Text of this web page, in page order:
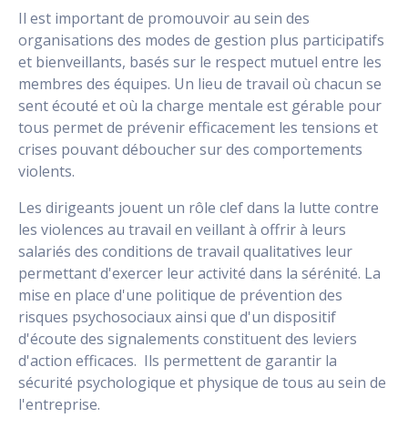
Il est important de promouvoir au sein des
organisations des modes de gestion plus participatifs
et bienveillants, basés sur le respect mutuel entre les
membres des équipes. Un lieu de travail où chacun se
sent écouté et où la charge mentale est gérable pour
tous permet de prévenir efficacement les tensions et
crises pouvant déboucher sur des comportements
violents.
Les dirigeants jouent un rôle clef dans la lutte contre
les violences au travail en veillant à offrir à leurs
salariés des conditions de travail qualitatives leur
permettant d'exercer leur activité dans la sérénité. La
mise en place d'une politique de prévention des
risques psychosociaux ainsi que d'un dispositif
d'écoute des signalements constituent des leviers
d'action efficaces. Ils permettent de garantir la
sécurité psychologique et physique de tous au sein de
l'entreprise.